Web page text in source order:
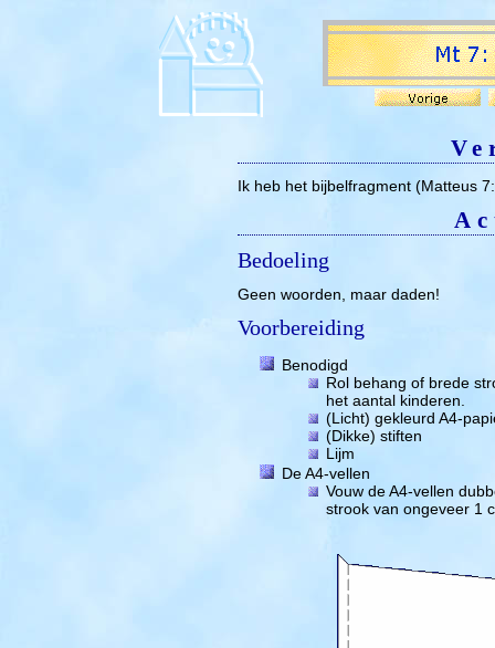
Ik heb het bijbelfragment (Matteus
Bedoeling
Geen woorden, maar daden!
Voorbereiding
Benodigd
Rol behang of brede
het aantal kinderen.
(Licht) gekleurd A4-
(Dikke) stiften
Lijm
De A4-vellen
Vouw de A4-vellen
strook van ongeveer 1